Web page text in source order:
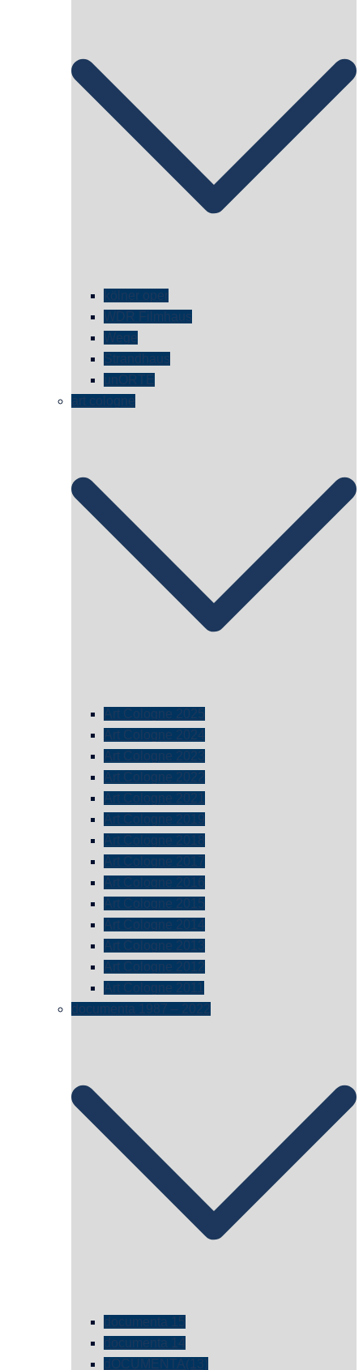
kölner oper
WDR Filmhaus
Wege
Strandhaus
unORTE
art cologne
Art Cologne 2025
Art Cologne 2024
Art Cologne 2023
Art Cologne 2022
Art Cologne 2021
Art Cologne 2019
Art Cologne 2018
Art Cologne 2017
Art Cologne 2016
Art Cologne 2015
Art Cologne 2014
Art Cologne 2013
Art Cologne 2012
Art Cologne 2011
documenta 1987 – 2022
documenta 15
documenta 14
dOCUMENTA(13)